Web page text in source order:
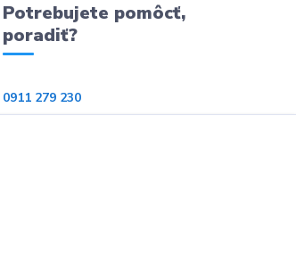
Potrebujete pomôcť,
poradiť?
0911 279 230